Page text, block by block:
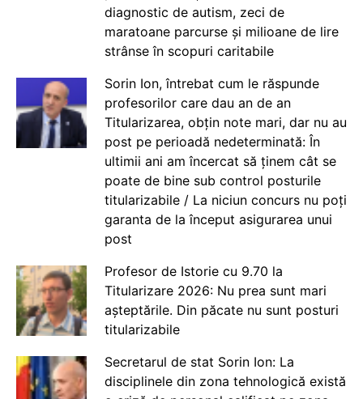
diagnostic de autism, zeci de
maratoane parcurse și milioane de lire
strânse în scopuri caritabile
Sorin Ion, întrebat cum le răspunde
profesorilor care dau an de an
Titularizarea, obțin note mari, dar nu au
post pe perioadă nedeterminată: În
ultimii ani am încercat să ținem cât se
poate de bine sub control posturile
titularizabile / La niciun concurs nu poți
garanta de la început asigurarea unui
post
Profesor de Istorie cu 9.70 la
Titularizare 2026: Nu prea sunt mari
așteptările. Din păcate nu sunt posturi
titularizabile
Secretarul de stat Sorin Ion: La
disciplinele din zona tehnologică există